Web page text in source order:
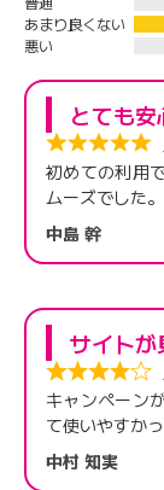
あまり良くない
悪い
とても安
初めての利用
ムーズでした
中島 幹
サイトが
キャンペーン
て使いやすかっ
中村 知実